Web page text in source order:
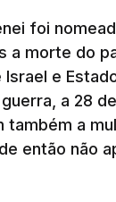
foi
a morte do
e
a 28
também a
então não